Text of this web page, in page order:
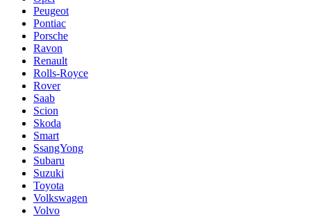
Peugeot
Pontiac
Porsche
Ravon
Renault
Rolls-Royce
Rover
Saab
Scion
Skoda
Smart
SsangYong
Subaru
Suzuki
Toyota
Volkswagen
Volvo